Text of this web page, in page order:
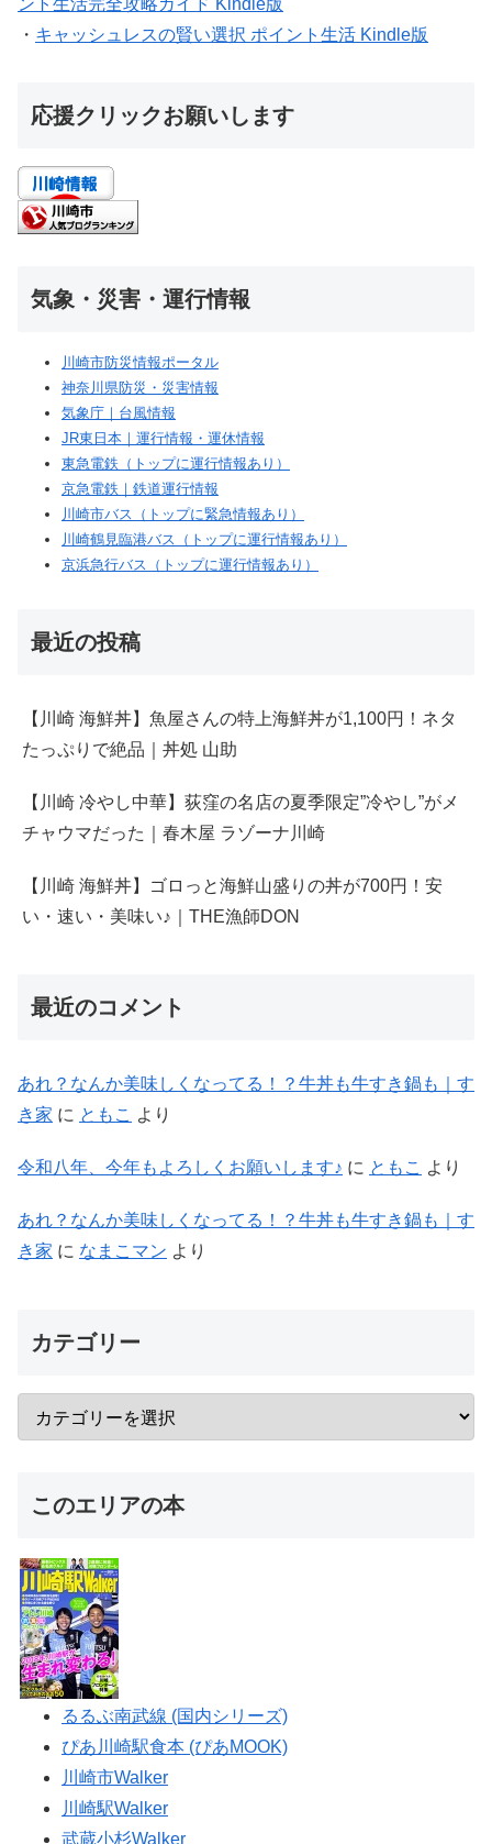
ント生活完全攻略ガイド Kindle版
・ キャッシュレスの賢い選択 ポイント生活 Kindle版
応援クリックお願いします
気象・災害・運行情報
川崎市防災情報ポータル
神奈川県防災・災害情報
気象庁｜台風情報
JR東日本｜運行情報・運休情報
東急電鉄（トップに運行情報あり）
京急電鉄｜鉄道運行情報
川崎市バス（トップに緊急情報あり）
川崎鶴見臨港バス（トップに運行情報あり）
京浜急行バス（トップに運行情報あり）
最近の投稿
【川崎 海鮮丼】魚屋さんの特上海鮮丼が1,100円！ネタ
たっぷりで絶品｜丼処 山助
【川崎 冷やし中華】荻窪の名店の夏季限定”冷やし”がメ
チャウマだった｜春木屋 ラゾーナ川崎
【川崎 海鮮丼】ゴロっと海鮮山盛りの丼が700円！安
い・速い・美味い♪｜THE漁師DON
最近のコメント
あれ？なんか美味しくなってる！？牛丼も牛すき鍋も｜す
き家 に ともこ より
令和八年、今年もよろしくお願いします♪ に ともこ より
あれ？なんか美味しくなってる！？牛丼も牛すき鍋も｜す
き家 に なまこマン より
カテゴリー
このエリアの本
るるぶ南武線 (国内シリーズ)
ぴあ川崎駅食本 (ぴあMOOK)
川崎市Walker
川崎駅Walker
武蔵小杉Walker